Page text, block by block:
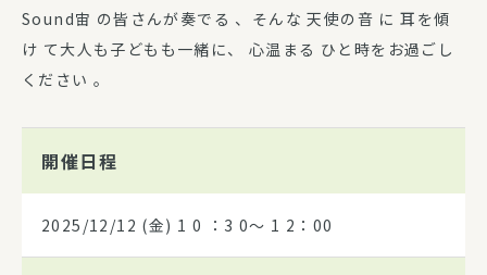
Sound宙 の皆さんが奏でる 、そんな 天使の音 に 耳を傾
け て大人も子どもも一緒に、 心温まる ひと時をお過ごし
ください 。
開催日程
2025/12/12 (金) 1 0 ：3 0～ 1 2：00